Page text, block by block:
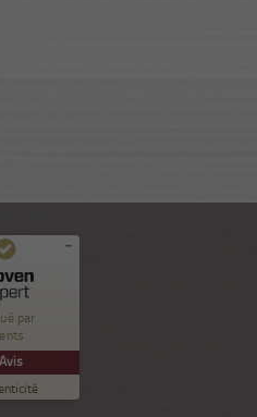
par
Avis
des clients pour
Sion
100
%
Recommandé sur
ProvenExpert.com